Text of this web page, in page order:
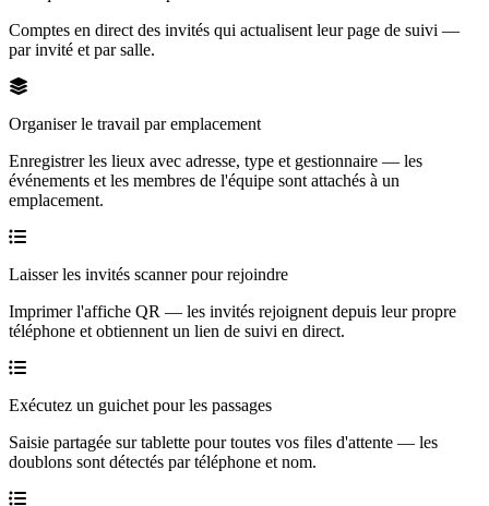
Comptes en direct des invités qui actualisent leur page de suivi —
par invité et par salle.
Organiser le travail par emplacement
Enregistrer les lieux avec adresse, type et gestionnaire — les
événements et les membres de l'équipe sont attachés à un
emplacement.
Laisser les invités scanner pour rejoindre
Imprimer l'affiche QR — les invités rejoignent depuis leur propre
téléphone et obtiennent un lien de suivi en direct.
Exécutez un guichet pour les passages
Saisie partagée sur tablette pour toutes vos files d'attente — les
doublons sont détectés par téléphone et nom.